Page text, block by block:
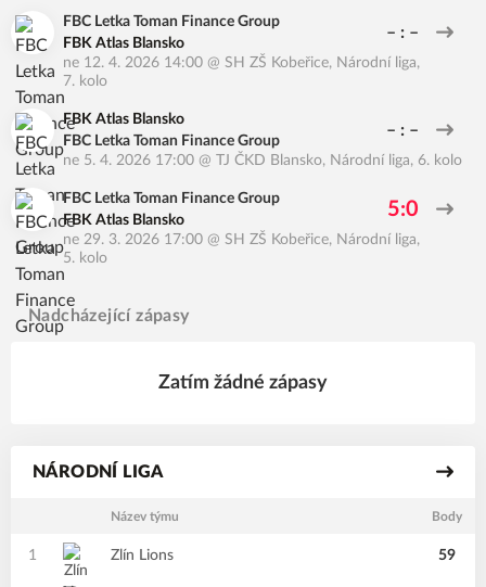
FBC Letka Toman Finance Group
FBK Atlas Blansko
– : –
ne 12. 4. 2026 14:00 @ SH ZŠ Kobeřice, Národní liga,
7. kolo
FBK Atlas Blansko
FBC Letka Toman Finance Group
– : –
ne 5. 4. 2026 17:00 @ TJ ČKD Blansko, Národní liga, 6. kolo
FBC Letka Toman Finance Group
FBK Atlas Blansko
5:0
ne 29. 3. 2026 17:00 @ SH ZŠ Kobeřice, Národní liga,
5. kolo
Nadcházející zápasy
Zatím žádné zápasy
NÁRODNÍ LIGA
Název týmu Body
1 Zlín Lions 59